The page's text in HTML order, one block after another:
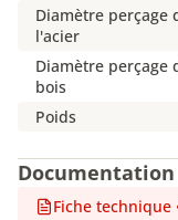
Diamètre perçage
l'acier
Diamètre perçage
bois
Poids
Documentation
Fiche technique